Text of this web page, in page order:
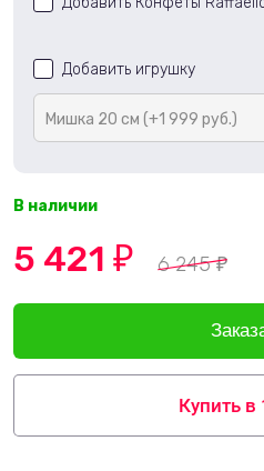
Добавить игрушку
Мишка 20 см (+1 999 руб.)
В наличии
5 421 ₽ 6 245₽
Купить в